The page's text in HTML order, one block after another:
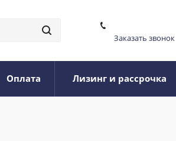
Заказать звонок
Оплата Лизинг и рассрочка